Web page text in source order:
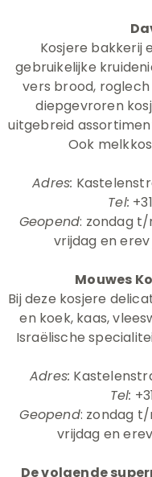
Kosjere bakkerij
gebruikelijke
vers brood,
diepgevroren
uitgebreid
Ook
Adres:
Tel:
Geopend: zondag t/
vrijdag en
Mouwes
Bij deze kosjere
en koek, kaas,
Israëlische
Adres:
Tel:
Geopend: zondag t/
vrijdag en
De volgende